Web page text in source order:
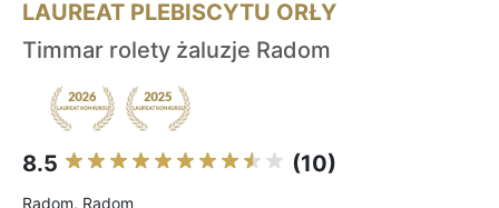
LAUREAT PLEBISCYTU ORŁY
Timmar rolety żaluzje Radom
8.5 (10)
Radom, Radom